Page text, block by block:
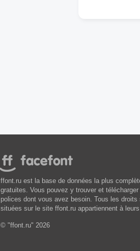
ffont.ru est la base de données la plus
gratuites. Vous pouvez y trouver et
polices dont vous avez besoin. Tous les droits
situées sur le site ffont.ru appartiennent à
© "ffont.ru" 2026